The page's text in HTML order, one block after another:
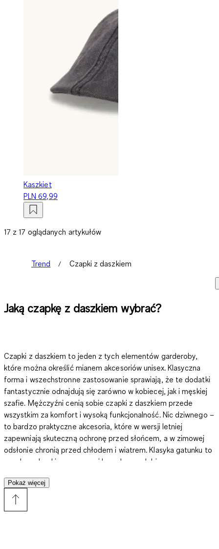
Kaszkiet
PLN 69,99
17 z 17 oglądanych artykułów
Trend Czapki z daszkiem
Jaką czapkę z daszkiem wybrać?
Czapki z daszkiem to jeden z tych elementów garderoby,
które można określić mianem akcesoriów unisex. Klasyczna
forma i wszechstronne zastosowanie sprawiają, że te dodatki
fantastycznie odnajdują się zarówno w kobiecej, jak i męskiej
szafie. Mężczyźni cenią sobie czapki z daszkiem przede
wszystkim za komfort i wysoką funkcjonalność. Nic dziwnego –
to bardzo praktyczne akcesoria, które w wersji letniej
zapewniają skuteczną ochronę przed słońcem, a w zimowej
odsłonie chronią przed chłodem i wiatrem. Klasyka gatunku to
czapka z daszkiem z mocnej bawełny, ozdobiona
Popularne są również modele jednobarwne bez dodatków oraz
czapki wykonane z kilku tkanin w różnych odcieniach. Ciekawą
Pokaż więcej